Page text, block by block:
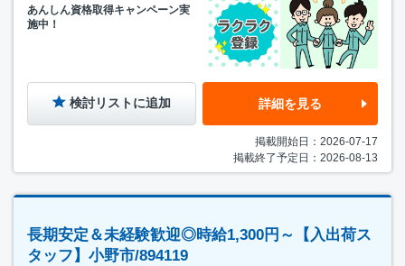
あんしん資格取得キャンペーン実
施中！
検討リストに追加 詳細を見る
掲載開始日：2026-07-17
掲載終了予定日：2026-08-13
長期安定＆未経験歓迎◎時給1,300円～【入出荷ス
タッフ】小野市/894119